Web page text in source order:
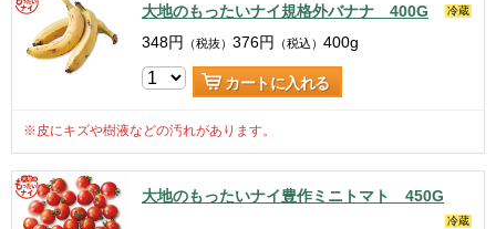
大地のもったいナイ規格外バナナ 400G 冷蔵
348円 （税抜） 376円 （税込） 400g
カートに入れる
※皮にキズや樹液などの汚れがあります。
大地のもったいナイ豊作ミニトマト 450G
冷蔵